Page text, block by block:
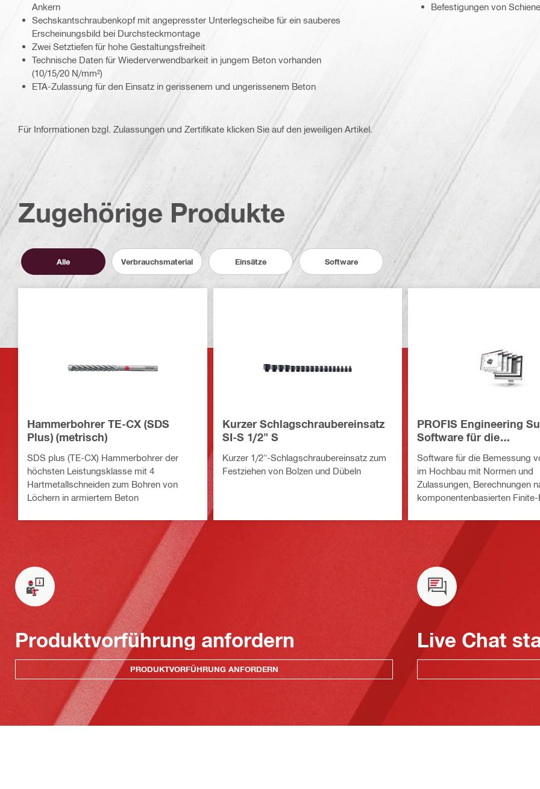
Ankern
Sechskantschraubenkopf mit angepresster Unterlegscheibe für ein sauberes
Erscheinungsbild bei Durchsteckmontage
Zwei Setztiefen für hohe Gestaltungsfreiheit
Technische Daten für Wiederverwendbarkeit in jungem Beton vorhanden
(10/15/20 N/mm²)
ETA-Zulassung für den Einsatz in gerissenem und ungerissenem Beton
Befestigungen von
Für Informationen bzgl. Zulassungen und Zertifikate klicken Sie auf den jeweiligen Artikel.
Zugehörige Produkte
Alle Verbrauchsmaterial Einsätze Software
Hammerbohrer TE-CX (SDS
Plus) (metrisch)
SDS plus (TE-CX) Hammerbohrer der
höchsten Leistungsklasse mit 4
Hartmetallschneiden zum Bohren von
Löchern in armiertem Beton
Kurzer Schlagschraubereinsatz
SI-S 1/2" S
Kurzer 1/2"-Schlagschraubereinsatz zum
Festziehen von Bolzen und Dübeln
PROFIS Engineering
Software für die
Software für die Bemessung
im Hochbau mit Normen und
Zulassungen, Berechnungen
komponentenbasierten Finite-
Befestigungsmethoden
Produktvorführung anfordern
PRODUKTVORFÜHRUNG ANFORDERN
Live Chat